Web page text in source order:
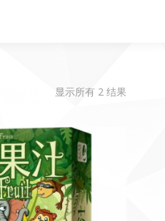
显示所有 2 结果